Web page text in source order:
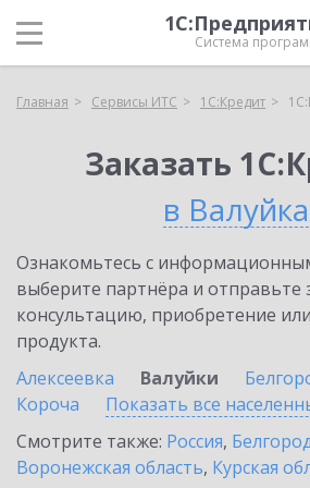
Система
Главная Сервисы ИТС 1С:Кредит
Заказать
в
Ознакомьтесь с
выберите партнёра и отправьте
консультацию, приобретение
продукта.
Алексеевка
Валуйки
Короча
Показать все
Смотрите также: Россия,
Воронежская область, Курская